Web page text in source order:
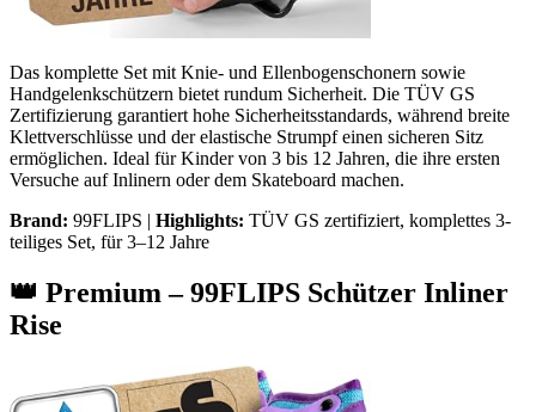
Das komplette Set mit Knie- und Ellenbogenschonern sowie
Handgelenkschützern bietet rundum Sicherheit. Die TÜV GS
Zertifizierung garantiert hohe Sicherheitsstandards, während breite
Klettverschlüsse und der elastische Strumpf einen sicheren Sitz
ermöglichen. Ideal für Kinder von 3 bis 12 Jahren, die ihre ersten
Versuche auf Inlinern oder dem Skateboard machen.
Brand: 99FLIPS | Highlights: TÜV GS zertifiziert, komplettes 3-
teiliges Set, für 3–12 Jahre
👑 Premium – 99FLIPS Schützer Inliner
Rise